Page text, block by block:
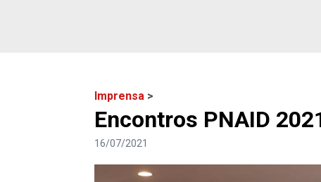
Imprensa >
Encontros PNAID
16/07/2021